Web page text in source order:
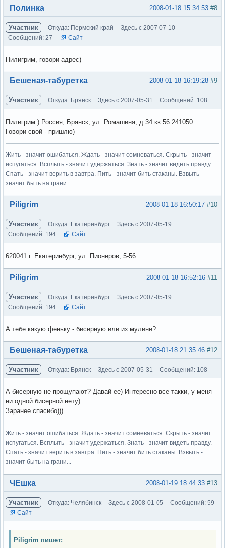
Вне форума #8
2008-01-18 15:34:53
Полинка
Участник Откуда: Пермский край
Здесь с 2007-07-10
Сообщений: 27
Сайт
Пилигрим, говори адрес)
Вне форума #9
2008-01-18 16:19:28
Бешеная-табуретка
Участник Откуда: Брянск Здесь с 2007-05-31 Сообщений: 108
Пилигрим:) Россия, Брянск, ул. Ромашина, д.34 кв.56 241050
Говори свой - пришлю)
Жить - значит ошибаться. Ждать - значит сомневаться. Скрыть - значит
испугаться. Всплыть - значит удержаться. Знать - значит видеть правду.
Спать - значит верить в завтра. Пить - значит бить стаканы. Взвыть -
значит быть на грани...
Вне форума #10
2008-01-18 16:50:17
Piligrim
Участник Откуда: Екатеринбург
Здесь с 2007-05-19
Сообщений: 194
Сайт
620041 г. Екатеринбург, ул. Пионеров, 5-56
Вне форума #11
2008-01-18 16:52:16
Piligrim
Участник Откуда: Екатеринбург
Здесь с 2007-05-19
Сообщений: 194
Сайт
А тебе какую феньку - бисерную или из мулине?
Вне форума #12
2008-01-18 21:35:46
Бешеная-табуретка
Участник Откуда: Брянск Здесь с 2007-05-31 Сообщений: 108
А бисерную не прощупают? Давай ее) Интересно все такки, у меня
ни одной бисерной нету)
Заранее спасибо)))
Жить - значит ошибаться. Ждать - значит сомневаться. Скрыть - значит
испугаться. Всплыть - значит удержаться. Знать - значит видеть правду.
Спать - значит верить в завтра. Пить - значит бить стаканы. Взвыть -
значит быть на грани...
Вне форума #13
2008-01-19 18:44:33
ЧЕшка
Участник Откуда: Челябинск Здесь с 2008-01-05
Сообщений: 59
Сайт
Piligrim пишет: